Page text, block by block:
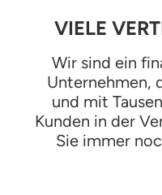
VIELE
Wir sind ein
Unternehmen,
und mit
Kunden in der
Sie immer